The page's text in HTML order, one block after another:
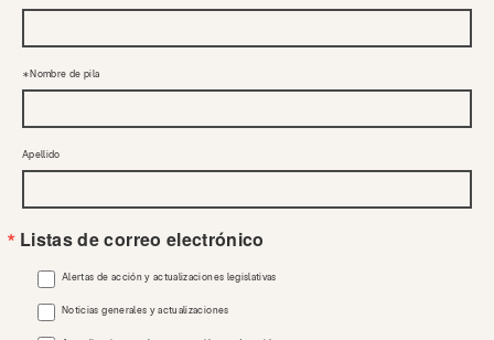
Nombre de pila
Apellido
Listas de correo electrónico
Alertas de acción y actualizaciones legislativas
Noticias generales y actualizaciones